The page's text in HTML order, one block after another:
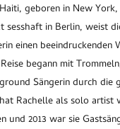
geboren in New
sesshaft in Berlin, weist
einen beeindruckenden
begann mit
Sängerin durch die
Rachelle als solo artist
und 2013 war sie